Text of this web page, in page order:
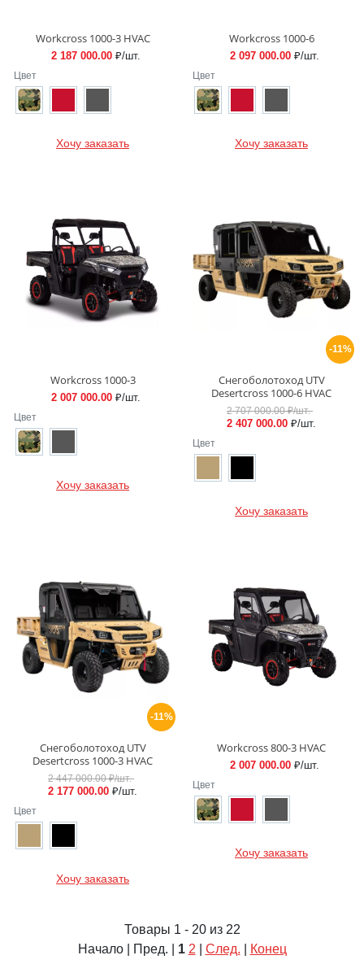
Workcross 1000-3 HVAC
2 187 000.00 ₽/шт.
Цвет
Хочу заказать
Workcross 1000-6
2 097 000.00 ₽/шт.
Цвет
Хочу заказать
Workcross 1000-3
2 007 000.00 ₽/шт.
Цвет
Хочу заказать
-11%
Снегоболотоход UTV
Desertcross 1000-6 HVAC
2 707 000.00₽/шт.
2 407 000.00 ₽/шт.
Цвет
Хочу заказать
-11%
Снегоболотоход UTV
Desertcross 1000-3 HVAC
2 447 000.00₽/шт.
2 177 000.00 ₽/шт.
Цвет
Хочу заказать
Workcross 800-3 HVAC
2 007 000.00 ₽/шт.
Цвет
Хочу заказать
Товары 1 - 20 из 22
Начало | Пред. | 1 2 След. Конец